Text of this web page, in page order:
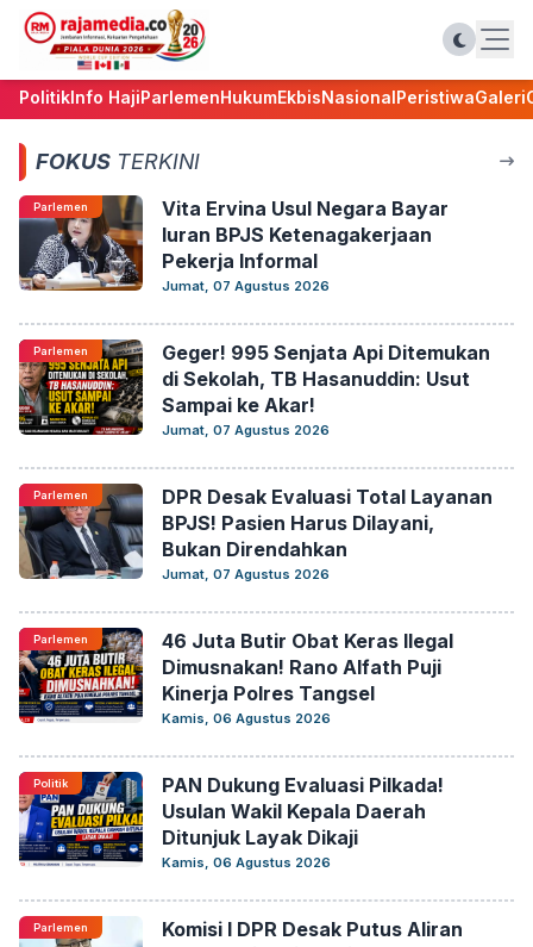
PolitikInfo HajiParlemenHukumEkbisNasionalPeristiwaGaleri
FOKUS TERKINI
Parlemen
Vita Ervina Usul Negara Bayar
Iuran BPJS Ketenagakerjaan
Pekerja Informal
Jumat, 07 Agustus 2026
Parlemen
Geger! 995 Senjata Api Ditemukan
di Sekolah, TB Hasanuddin: Usut
Sampai ke Akar!
Jumat, 07 Agustus 2026
Parlemen
DPR Desak Evaluasi Total Layanan
BPJS! Pasien Harus Dilayani,
Bukan Direndahkan
Jumat, 07 Agustus 2026
Parlemen
46 Juta Butir Obat Keras Ilegal
Dimusnakan! Rano Alfath Puji
Kinerja Polres Tangsel
Kamis, 06 Agustus 2026
Politik
PAN Dukung Evaluasi Pilkada!
Usulan Wakil Kepala Daerah
Ditunjuk Layak Dikaji
Kamis, 06 Agustus 2026
Parlemen
Komisi I DPR Desak Putus Aliran